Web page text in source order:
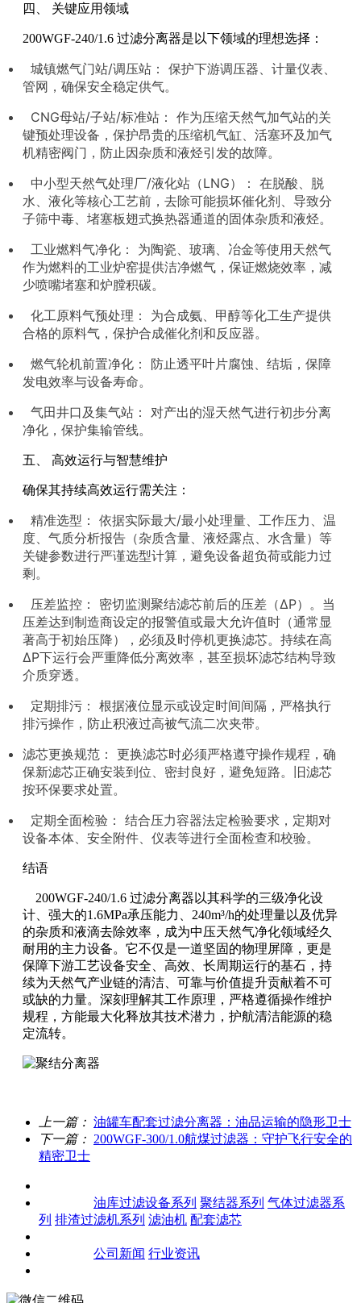
四、 关键应用领域
200WGF-240/1.6 过滤分离器是以下领域的理想选择：
城镇燃气门站/调压站： 保护下游调压器、计量仪表、
管网，确保安全稳定供气。
CNG母站/子站/标准站： 作为压缩天然气加气站的关
键预处理设备，保护昂贵的压缩机气缸、活塞环及加气
机精密阀门，防止因杂质和液烃引发的故障。
中小型天然气处理厂/液化站（LNG）： 在脱酸、脱
水、液化等核心工艺前，去除可能损坏催化剂、导致分
子筛中毒、堵塞板翅式换热器通道的固体杂质和液烃。
工业燃料气净化： 为陶瓷、玻璃、冶金等使用天然气
作为燃料的工业炉窑提供洁净燃气，保证燃烧效率，减
少喷嘴堵塞和炉膛积碳。
化工原料气预处理： 为合成氨、甲醇等化工生产提供
合格的原料气，保护合成催化剂和反应器。
燃气轮机前置净化： 防止透平叶片腐蚀、结垢，保障
发电效率与设备寿命。
气田井口及集气站： 对产出的湿天然气进行初步分离
净化，保护集输管线。
五、 高效运行与智慧维护
确保其持续高效运行需关注：
精准选型： 依据实际最大/最小处理量、工作压力、温
度、气质分析报告（杂质含量、液烃露点、水含量）等
关键参数进行严谨选型计算，避免设备超负荷或能力过
剩。
压差监控： 密切监测聚结滤芯前后的压差（ΔP）。当
压差达到制造商设定的报警值或最大允许值时（通常显
著高于初始压降），必须及时停机更换滤芯。持续在高
ΔP下运行会严重降低分离效率，甚至损坏滤芯结构导致
介质穿透。
定期排污： 根据液位显示或设定时间间隔，严格执行
排污操作，防止积液过高被气流二次夹带。
滤芯更换规范： 更换滤芯时必须严格遵守操作规程，确
保新滤芯正确安装到位、密封良好，避免短路。旧滤芯
按环保要求处置。
定期全面检验： 结合压力容器法定检验要求，定期对
设备本体、安全附件、仪表等进行全面检查和校验。
结语
200WGF-240/1.6 过滤分离器以其科学的三级净化设
计、强大的1.6MPa承压能力、240m³/h的处理量以及优异
的杂质和液滴去除效率，成为中压天然气净化领域经久
耐用的主力设备。它不仅是一道坚固的物理屏障，更是
保障下游工艺设备安全、高效、长周期运行的基石，持
续为天然气产业链的清洁、可靠与价值提升贡献着不可
或缺的力量。深刻理解其工作原理，严格遵循操作维护
规程，方能最大化释放其技术潜力，护航清洁能源的稳
定流转。
上一篇： 油罐车配套过滤分离器：油品运输的隐形卫士
下一篇： 200WGF-300/1.0航煤过滤器：守护飞行安全的
精密卫士
油库过滤设备系列 聚结器系列 气体过滤器系
列 排渣过滤机系列 滤油机 配套滤芯
公司新闻 行业资讯